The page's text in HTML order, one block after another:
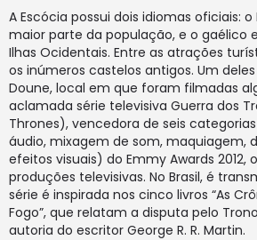
A Escócia possui dois idiomas oficiais:
maior parte da população, e o gaélico
Ilhas Ocidentais. Entre as atrações
os inúmeros castelos antigos. Um
Doune, local em que foram filmadas
aclamada série televisiva Guerra dos
Thrones), vencedora de seis
áudio, mixagem de som, maquiagem,
efeitos visuais) do Emmy Awards 2012,
produções televisivas. No Brasil, é
série é inspirada nos cinco livros “As
Fogo”, que relatam a disputa pelo
autoria do escritor George R. R. Martin.